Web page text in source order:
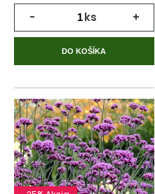
- ks +
DO KOŠÍKA